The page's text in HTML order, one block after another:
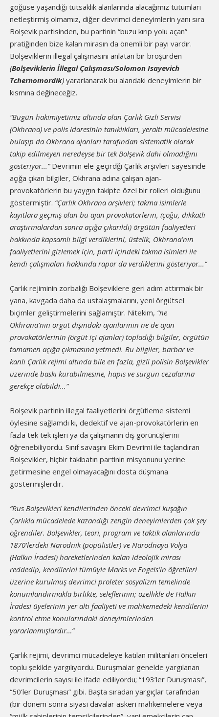
göğüse yaşandığı tutsaklık alanlarında alacağımız tutumları
netleştirmiş olmamız, diğer devrimci deneyimlerin yanı sıra
Bolşevik partisinden, bu partinin “buzu kırıp yolu açan”
pratiğinden bize kalan mirasın da önemli bir payı vardır.
Bolşeviklerin illegal çalışmasını anlatan bir broşürden
(Bolşeviklerin İllegal Çalışması/Solomon Isayevich
Tchernomordik) yararlanarak bu alandaki deneyimlerin bir
kısmına değineceğiz.
“Bugün hakimiyetimiz altında olan Çarlık Gizli Servisi
(Okhrana) ve polis idaresinin tanıklıkları, yeraltı mücadelesine
bulaşıp da Okhrana ajanları tarafından sistematik olarak
takip edilmeyen neredeyse bir tek Bolşevik dahi olmadığını
gösteriyor...”Devrimin ele geçirdği Çarlık arşivleri sayesinde
açığa çıkan bilgiler, Okhrana adına çalışan ajan-
provokatörlerin bu yaygın takipte özel bir rolleri olduğunu
göstermiştir. “Çarlık Okhrana arşivleri; takma isimlerle
kayıtlara geçmiş olan bu ajan provokatörlerin, (çoğu, dikkatli
araştırmalardan sonra açığa çıkarıldı) örgütün faaliyetleri
hakkında kapsamlı bilgi verdiklerini, üstelik, Okhrana’nın
faaliyetlerini gizlemek için, parti içindeki takma isimleri ile
kendi çalışmaları hakkında rapor da verdiklerini gösteriyor...”
Çarlık rejiminin zorbalığı Bolşeviklere geri adım attırmak bir
yana, kavgada daha da ustalaşmalarını, yeni örgütsel
biçimler geliştirmelerini sağlamıştır. Nitekim, “ne
Okhrana’nın örgüt dışındaki ajanlarının ne de ajan
provokatörlerinin (örgüt içi ajanlar) topladığı bilgiler, örgütün
tamamen açığa çıkmasına yetmedi. Bu bilgiler, barbar ve
kanlı Çarlık rejimi altında bile en fazla, gizli polisin Bolşevikler
üzerinde baskı kurabilmesine, hapis ve sürgün cezalarına
gerekçe olabildi...”
Bolşevik partinin illegal faaliyetlerini örgütleme sistemi
öylesine sağlamdı ki, dedektif ve ajan-provokatörlerin en
fazla tek tek işleri ya da çalışmanın dış görünüşlerini
öğrenebiliyordu. Sınıf savaşını Ekim Devrimi ile taçlandıran
Bolşevikler, hiçbir takibatın partinin misyonunu yerine
getirmesine engel olmayacağını dosta düşmana
göstermişlerdir.
“Rus Bolşevikleri kendilerinden önceki devrimci kuşağın
Çarlıkla mücadelede kazandığı zengin deneyimlerden çok şey
öğrendiler. Bolşevikler, teori, program ve taktik alanlarında
1870’lerdeki Narodnik (popülistler) ve Narodnaya Volya
(Halkın İradesi) hareketlerinden kalan ideolojik mirası
reddedip, kendilerini tümüyle Marks ve Engels’in öğretileri
üzerine kurulmuş devrimci proleter sosyalizm temelinde
konumlandırmakla birlikte, seleflerinin; özellikle de Halkın
İradesi üyelerinin yer altı faaliyeti ve mahkemedeki kendilerini
kontrol etme konularındaki deneyimlerinden
yararlanmışlardır…”
Çarlık rejimi, devrimci mücadeleye katılan militanları önceleri
toplu şekilde yargılıyordu. Duruşmalar genelde yargılanan
devrimcilerin sayısı ile ifade ediliyordu; “193’ler Duruşması”,
“50’ler Duruşması” gibi. Başta sıradan yargıçlar tarafından
(bir dönem sonra siyasi davalar askeri mahkemelere veya